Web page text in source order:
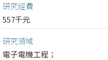
研究經費
557千元
研究領域
電子電機工程；